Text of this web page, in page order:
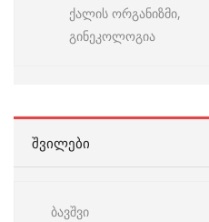
ქალის ორგანიზმი,
გინეკოლოგია
ᲨᲕᲘᲚᲔᲑᲘ
ბავშვი